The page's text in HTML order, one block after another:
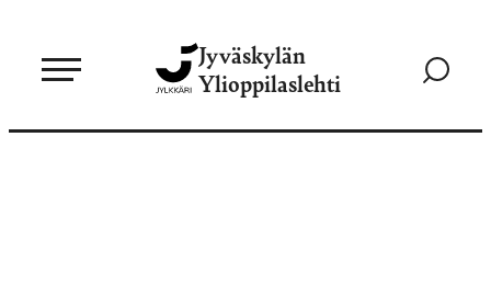
sisältöön
Jyväskylän
Ylioppilaslehti
Siirry